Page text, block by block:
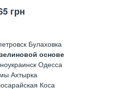
грн
Булаховка
основе
Одесса
Ахтырка
Коса